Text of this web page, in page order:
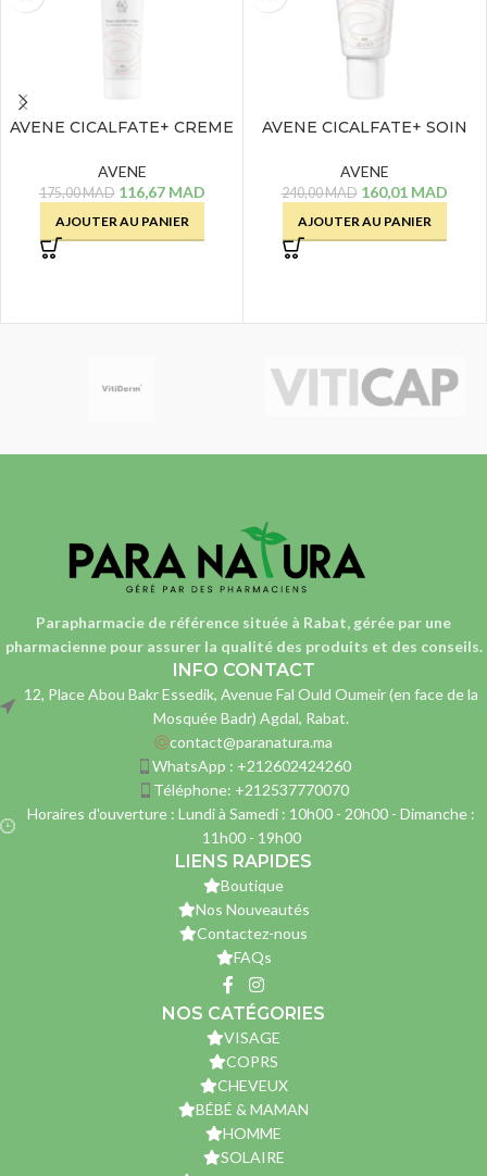
AVENE CICALFATE+ CREME
AVENE
175,00MAD 116,67 MAD
AJOUTER AU PANIER
AVENE CICALFATE+ SOIN
– 40 ML
AVENE
240,00MAD 160,01 MAD
AJOUTER AU PANIER
Parapharmacie de référence située à Rabat, gérée par une
pharmaciennepour assurer la qualité des produits et des conseils.
INFO CONTACT
12, Place Abou Bakr Essedik, Avenue Fal Ould Oumeir (en face de la
Mosquée Badr) Agdal, Rabat.
contact@paranatura.ma
WhatsApp : +212602424260
Téléphone: +212537770070
Horaires d'ouverture : Lundi à Samedi : 10h00 - 20h00 - Dimanche :
11h00 - 19h00
LIENS RAPIDES
Boutique
Nos Nouveautés
Contactez-nous
FAQs
NOS CATÉGORIES
VISAGE
COPRS
CHEVEUX
BÉBÉ & MAMAN
HOMME
SOLAIRE